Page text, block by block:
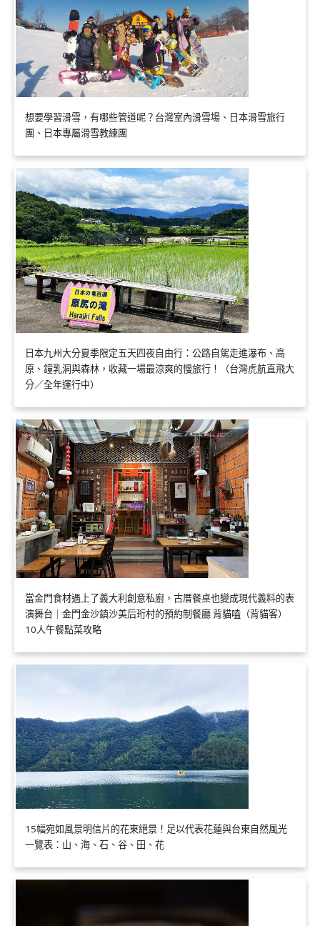
想要學習滑雪，有哪些管道呢？台灣室內滑雪場、日本滑雪旅行
團、日本專屬滑雪教練團
日本九州大分夏季限定五天四夜自由行：公路自駕走進瀑布、高
原、鐘乳洞與森林，收藏一場最涼爽的慢旅行！（台灣虎航直飛大
分／全年運行中）
當金門食材遇上了義大利創意私廚，古厝餐桌也變成現代義料的表
演舞台｜金門金沙鎮沙美后珩村的預約制餐廳 背貓嗑（背貓客）
10人午餐點菜攻略
15幅宛如風景明信片的花東絕景！足以代表花蓮與台東自然風光
一覽表：山、海、石、谷、田、花